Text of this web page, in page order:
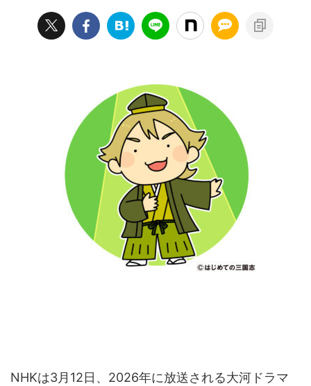
NHKは3月12日、2026年に放送される大河ドラマ